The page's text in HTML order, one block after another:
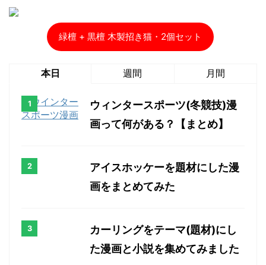
緑檀 + 黒檀 木製招き猫・2個セット
本日 週間 月間
ウィンタースポーツ(冬競技)漫
画って何がある？【まとめ】
アイスホッケーを題材にした漫
画をまとめてみた
カーリングをテーマ(題材)にし
た漫画と小説を集めてみました